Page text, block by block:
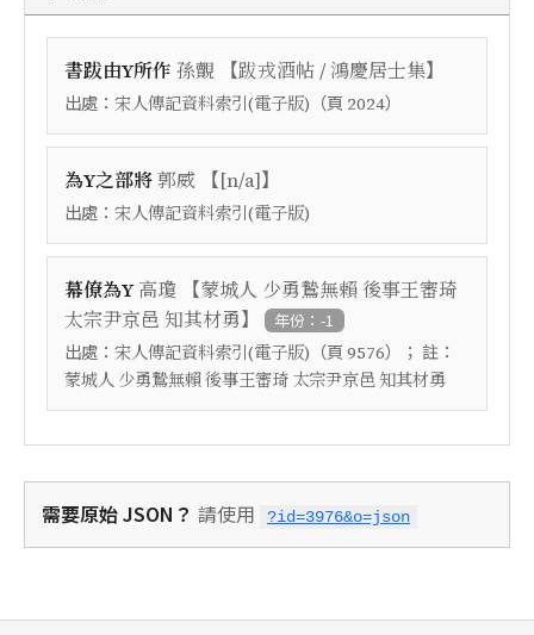
書跋由Y所作 孫覿 【跋戎酒帖 / 鴻慶居士集】
出處： 宋人傳記資料索引(電子版) （頁 2024）
為Y之部將郭威 【[n/a]】
出處： 宋人傳記資料索引(電子版)
幕僚為Y 高瓊 【蒙城人 少勇鷙無賴 後事王審琦
太宗尹京邑 知其材勇】 年份：-1
出處： 宋人傳記資料索引(電子版) （頁 9576）； 註：
蒙城人 少勇鷙無賴 後事王審琦 太宗尹京邑 知其材勇
需要原始 JSON？ 請使用 ?id=3976&o=json